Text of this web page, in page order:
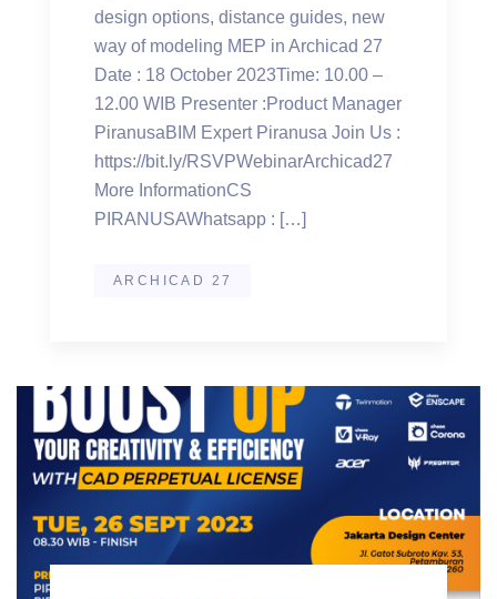
design options, distance guides, new
way of modeling MEP in Archicad 27
Date : 18 October 2023Time: 10.00 –
12.00 WIB Presenter :Product Manager
PiranusaBIM Expert Piranusa Join Us :
https://bit.ly/RSVPWebinarArchicad27
More InformationCS
PIRANUSAWhatsapp : […]
ARCHICAD 27